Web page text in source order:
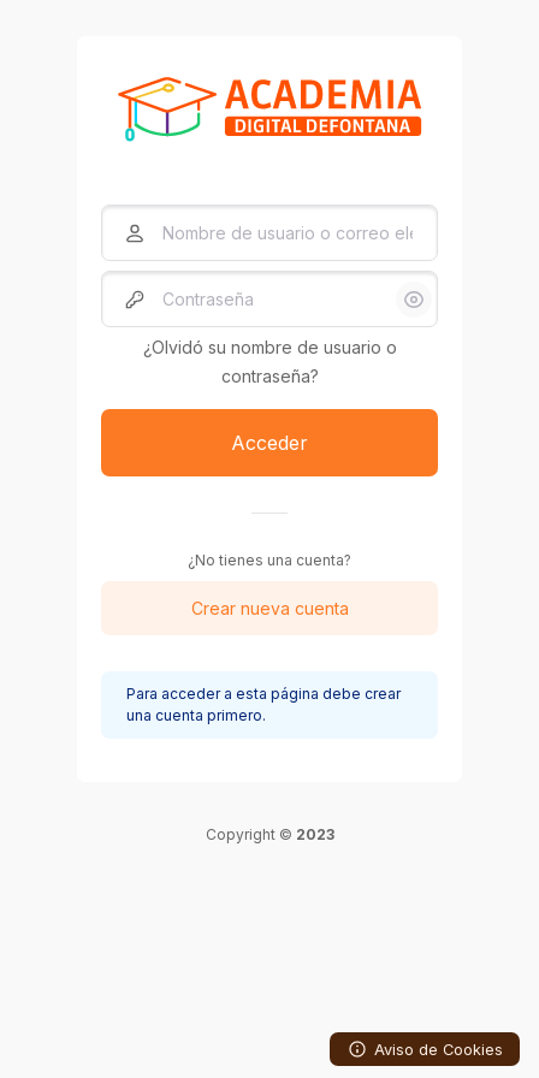
Saltar a creación de una nueva cuenta
Nombre de usuario o correo electrónico
Contraseña
¿Olvidó su nombre de usuario o
contraseña?
Acceder
¿No tienes una cuenta?
Crear nueva cuenta
Para acceder a esta página debe crear
una cuenta primero.
Copyright © 2023
Aviso de Cookies